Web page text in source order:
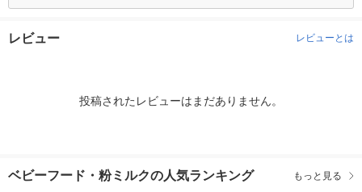
レビュー レビューとは
投稿されたレビューはまだありません。
ベビーフード・粉ミルクの人気ランキング もっと見る